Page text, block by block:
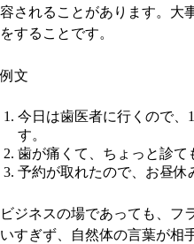
容されることがあります。大
をすることです。
例文
今日は歯医者に行くので、
す。
歯が痛くて、ちょっと診て
予約が取れたので、お昼休
ビジネスの場であっても、フ
いすぎず、自然体の言葉が相